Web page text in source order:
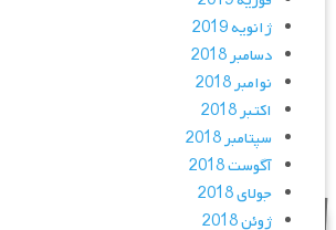
ژانویه 2019
دسامبر 2018
نوامبر 2018
اکتبر 2018
سپتامبر 2018
آگوست 2018
جولای 2018
ژوئن 2018